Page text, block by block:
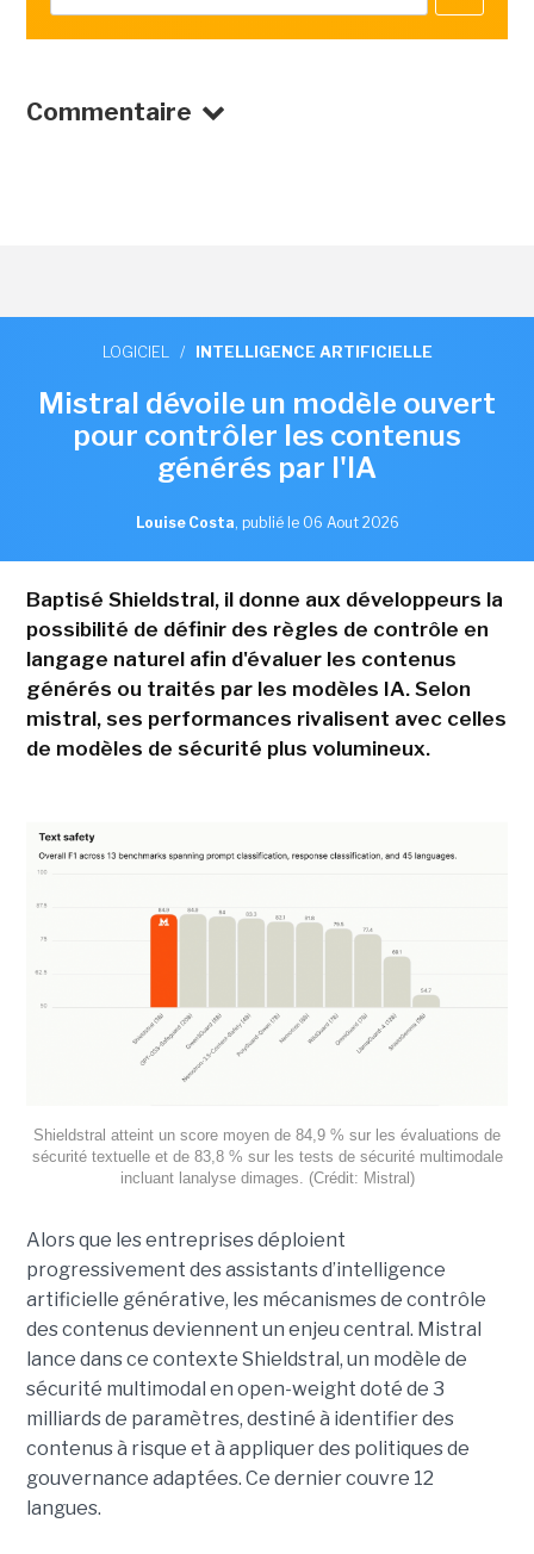
Commentaire
LOGICIEL / INTELLIGENCE ARTIFICIELLE
Mistral dévoile un modèle ouvert
pour contrôler les contenus
générés par l'IA
Louise Costa, publié le 06 Aout 2026
Baptisé Shieldstral, il donne aux développeurs la
possibilité de définir des règles de contrôle en
langage naturel afin d'évaluer les contenus
générés ou traités par les modèles IA. Selon
mistral, ses performances rivalisent avec celles
de modèles de sécurité plus volumineux.
Shieldstral atteint un score moyen de 84,9 % sur les évaluations de
sécurité textuelle et de 83,8 % sur les tests de sécurité multimodale
incluant lanalyse dimages. (Crédit: Mistral)
Alors que les entreprises déploient
progressivement des assistants d’intelligence
artificielle générative, les mécanismes de contrôle
des contenus deviennent un enjeu central. Mistral
lance dans ce contexte Shieldstral, un modèle de
sécurité multimodal en open-weight doté de 3
milliards de paramètres, destiné à identifier des
contenus à risque et à appliquer des politiques de
gouvernance adaptées. Ce derniercouvre 12
langues.